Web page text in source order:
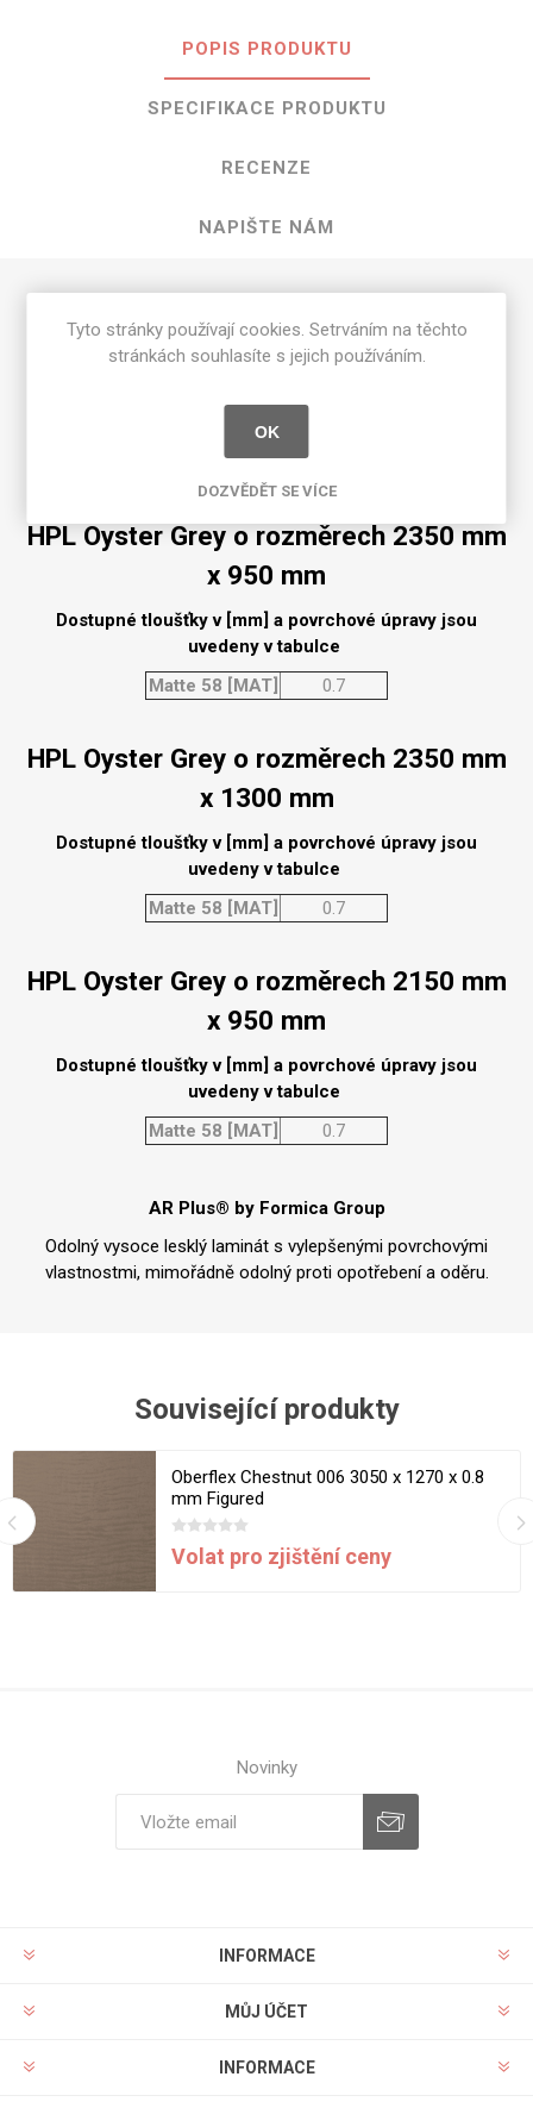
POPIS PRODUKTU
SPECIFIKACE PRODUKTU
RECENZE
NAPIŠTE NÁM
x 1300 mm
uvedeny v tabulce
Matte 58 [MAT]
HPL Oyster Grey o rozměrech 2350 mm
x 950 mm
Dostupné tloušťky v [mm] a povrchové úpravy jsou
uvedeny v tabulce
Matte 58 [MAT]
0.7
HPL Oyster Grey o rozměrech 2350 mm
x 1300 mm
Dostupné tloušťky v [mm] a povrchové úpravy jsou
uvedeny v tabulce
Matte 58 [MAT]
0.7
HPL Oyster Grey o rozměrech 2150 mm
x 950 mm
Dostupné tloušťky v [mm] a povrchové úpravy jsou
uvedeny v tabulce
Matte 58 [MAT]
0.7
AR Plus® by Formica Group
Odolný vysoce lesklý laminát s vylepšenými povrchovými
vlastnostmi, mimořádně odolný proti opotřebení a oděru.
Související produkty
Oberflex Chestnut 006 3050 x 1270 x 0.8
mm Figured
Volat pro zjištění ceny
Novinky
INFORMACE
MŮJ ÚČET
INFORMACE
Tyto stránky používají cookies. Setrváním na těchto
stránkách souhlasíte s jejich používáním.
OK
DOZVĚDĚT SE VÍCE